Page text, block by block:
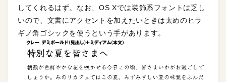
してくれるはず。なお、OS Xでは装飾系フォントは乏し
いので、文書にアクセントを加えたいときは太めのヒラ
ギノ角ゴシックを使うという手があります。